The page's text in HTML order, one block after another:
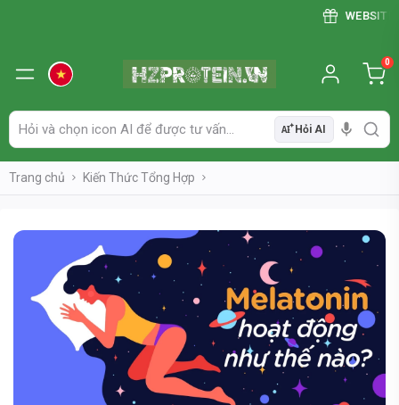
WEBSITE CẬP
AI Hỏi AI
0
Trang chủ Kiến Thức Tổng Hợp